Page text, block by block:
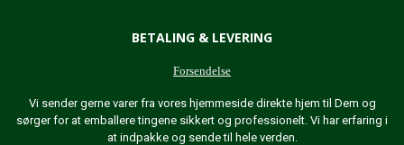
BETALING & LEVERING
Forsendelse
Vi sender gerne varer fra vores hjemmeside direkte hjem til Dem og
sørger for at emballere tingene sikkert og professionelt. Vi har erfaring i
at indpakke og sende til hele verden.